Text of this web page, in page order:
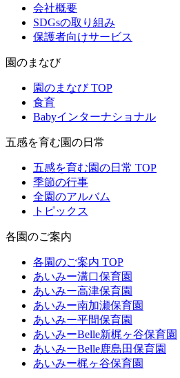
会社概要
SDGsの取り組み
保護者向けサービス
園のまなび
園のまなび TOP
食育
Babyインターナショナル
五感を育む園の日常
五感を育む園の日常 TOP
季節の行事
全園のアルバム
トピックス
各園のご案内
各園のご案内 TOP
あいみー溝口保育園
あいみー高津保育園
あいみー南加瀬保育園
あいみー平間保育園
あいみーBelle新梶ヶ谷保育園
あいみーBelle鹿島田保育園
あいみー梶ヶ谷保育園